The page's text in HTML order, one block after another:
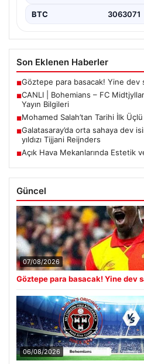
BTC 3063071
Son Eklenen Haberler
■Göztepe para basacak! Yine dev
■CANLI | Bohemians – FC
Yayın Bilgileri
■Mohamed Salah’tan Tarihi İlk Üçlü
■Galatasaray’da orta sahaya dev
yıldızı Tijjani Reijnders
■Açık Hava Mekanlarında Estetik
Güncel
07/08/2026
Göztepe para basacak! Yine dev
06/08/2026